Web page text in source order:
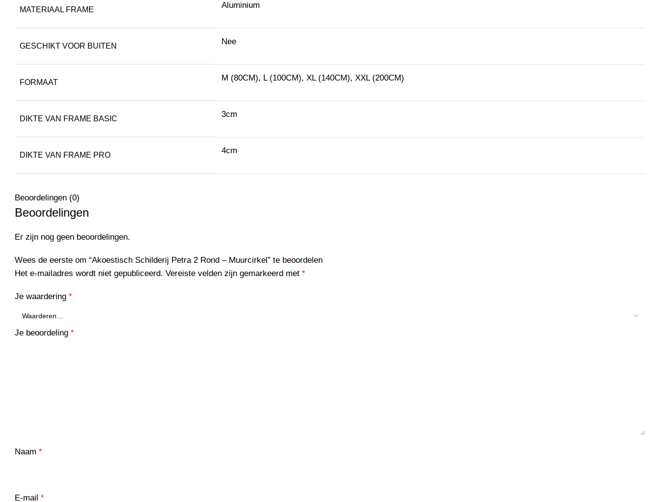
MATERIAAL FRAME Aluminium
GESCHIKT VOOR BUITEN Nee
FORMAAT M (80CM), L (100CM), XL (140CM), XXL (200CM)
DIKTE VAN FRAME BASIC 3cm
DIKTE VAN FRAME PRO 4cm
Beoordelingen (0)
Beoordelingen
Er zijn nog geen beoordelingen.
Wees de eerste om “Akoestisch Schilderij Petra 2 Rond – Muurcirkel” te beoordelen
Het e-mailadres wordt niet gepubliceerd. Vereiste velden zijn gemarkeerd met *
Je waardering *
Je beoordeling *
Naam *
E-mail *